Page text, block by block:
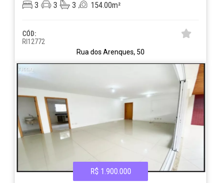
3
3 3 154.00m²
CÓD:
RI12772
Rua dos Arenques, 50
R$ 1.900.000